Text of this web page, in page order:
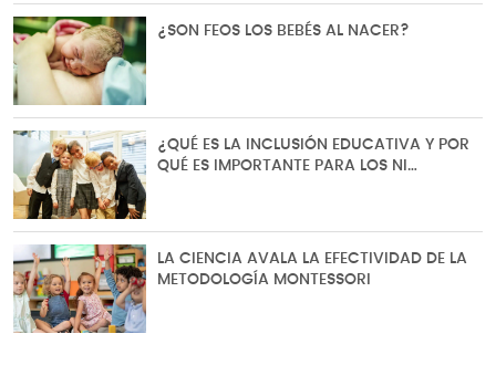
¿SON FEOS LOS BEBÉS AL NACER?
¿QUÉ ES LA INCLUSIÓN EDUCATIVA Y POR
QUÉ ES IMPORTANTE PARA LOS NI…
LA CIENCIA AVALA LA EFECTIVIDAD DE LA
METODOLOGÍA MONTESSORI